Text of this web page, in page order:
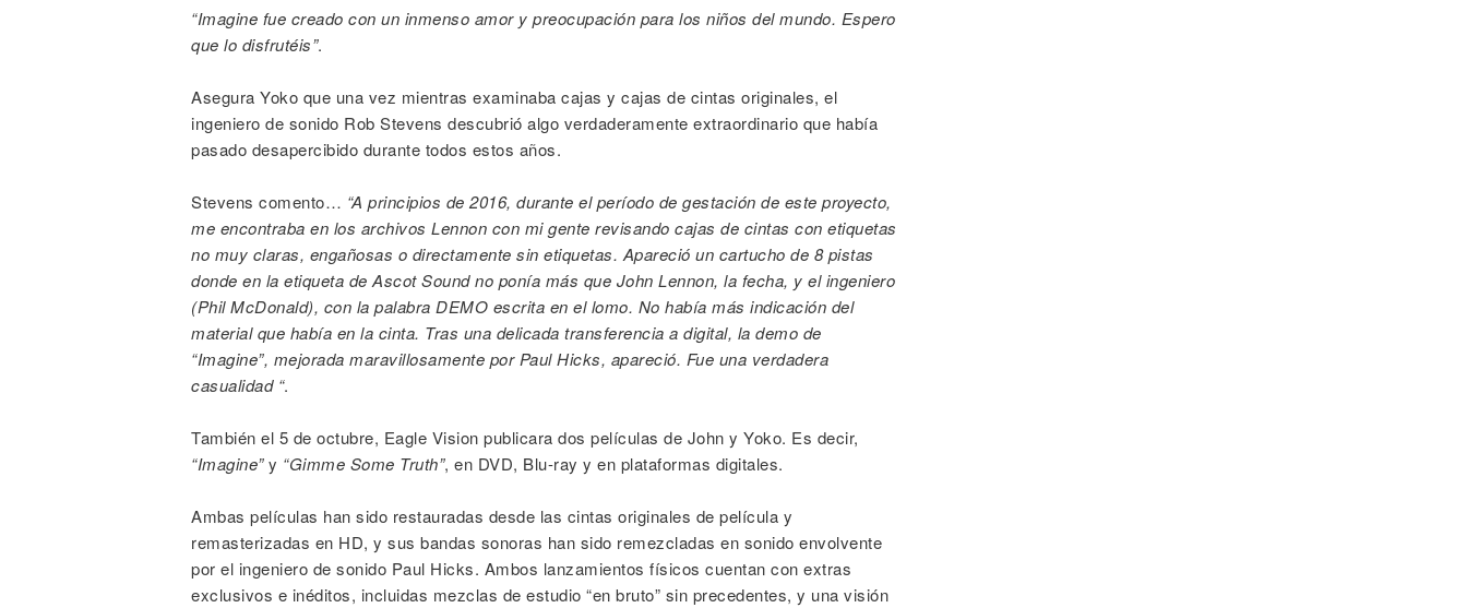
“Imagine fue creado con un inmenso amor y preocupación para los niños del mundo. Espero
que lo disfrutéis”.
Asegura Yoko que una vez mientras examinaba cajas y cajas de cintas originales, el
ingeniero de sonido Rob Stevens descubrió algo verdaderamente extraordinario que había
pasado desapercibido durante todos estos años.
Stevens comento… “A principios de 2016, durante el período de gestación de este proyecto,
me encontraba en los archivos Lennon con mi gente revisando cajas de cintas con etiquetas
no muy claras, engañosas o directamente sin etiquetas. Apareció un cartucho de 8 pistas
donde en la etiqueta de Ascot Sound no ponía más que John Lennon, la fecha, y el ingeniero
(Phil McDonald), con la palabra DEMO escrita en el lomo. No había más indicación del
material que había en la cinta. Tras una delicada transferencia a digital, la demo de
“Imagine”, mejorada maravillosamente por Paul Hicks, apareció. Fue una verdadera
casualidad “.
También el 5 de octubre, Eagle Vision publicara dos películas de John y Yoko. Es decir,
“Imagine”y “Gimme Some Truth”, en DVD, Blu-ray y en plataformas digitales.
Ambas películas han sido restauradas desde las cintas originales de película y
remasterizadas en HD, y sus bandas sonoras han sido remezcladas en sonido envolvente
por el ingeniero de sonido Paul Hicks. Ambos lanzamientos físicos cuentan con extras
exclusivos e inéditos, incluidas mezclas de estudio “en bruto” sin precedentes, y una visión